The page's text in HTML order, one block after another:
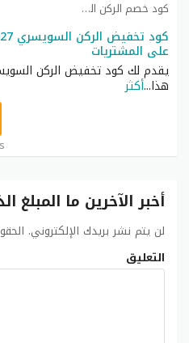
كود خصم الركن السويسري كوبون
على المشتريات
هذا...أكثر
أخبر الآخرين ما المبلغ
لن يتم نشر بريدك الإلكتروني.
التعليق